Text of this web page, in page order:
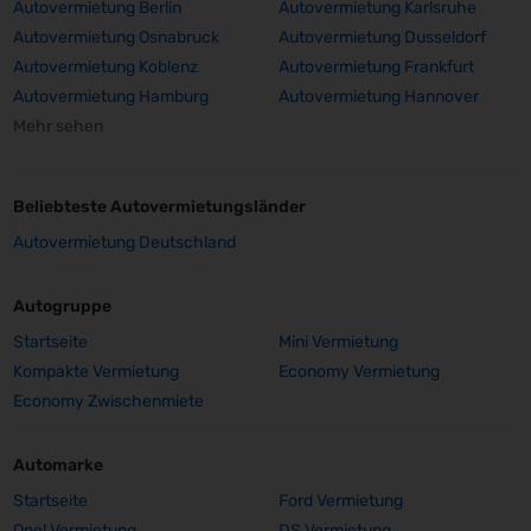
Autovermietung Berlin
Autovermietung Karlsruhe
Autovermietung Osnabruck
Autovermietung Dusseldorf
Autovermietung Koblenz
Autovermietung Frankfurt
Autovermietung Hamburg
Autovermietung Hannover
Mehr sehen
Beliebteste Autovermietungsländer
Autovermietung Deutschland
Autogruppe
Startseite
Mini Vermietung
Kompakte Vermietung
Economy Vermietung
Economy Zwischenmiete
Automarke
Startseite
Ford Vermietung